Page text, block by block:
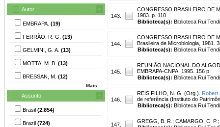
Autor
EMBRAPA. (19)
FERRÃO, R. G. (13)
GELMINI, G. A. (13)
MOTTA, M. B. (13)
BRESSAN, M. (12)
Mais...
Assunto
Brasil (2.854)
Brazil (724)
143.
CONGRESSO BRASILEIRO DE
1983. p. 110
Biblioteca(s): Biblioteca Rui
144.
CONGRESSO BRASILEIRO DE
Brasileira de Microbiologia, 1981.
Biblioteca(s): Biblioteca Rui
145.
REUNIÃO NACIONAL DO
EMBRAPA-CNPA, 1995. 156 p.
Biblioteca(s): Biblioteca Rui
146.
REIS FILHO, N. G. (Org.).
Robert
de referência (Instituto do
Biblioteca(s): Biblioteca Rui
147.
GREGG, B. R. ; CAMARGO, C. P. ;